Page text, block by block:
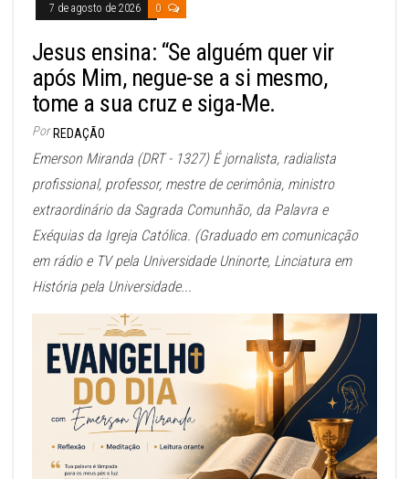
7 de agosto de 2026 0
Jesus ensina: “Se alguém quer vir
após Mim, negue-se a si mesmo,
tome a sua cruz e siga-Me.
Por REDAÇÃO
Emerson Miranda (DRT - 1327) É jornalista, radialista
profissional, professor, mestre de cerimônia, ministro
extraordinário da Sagrada Comunhão, da Palavra e
Exéquias da Igreja Católica. (Graduado em comunicação
em rádio e TV pela Universidade Uninorte, Linciatura em
História pela Universidade...